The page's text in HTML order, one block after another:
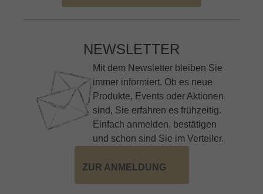
NEWSLETTER
Mit dem Newsletter bleiben Sie
immer informiert. Ob es neue
Produkte, Events oder Aktionen
sind, Sie erfahren es frühzeitig.
Einfach anmelden, bestätigen
und schon sind Sie im Verteiler.
ZUR ANMELDUNG